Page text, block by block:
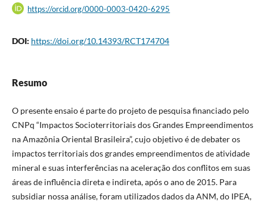
https://orcid.org/0000-0003-0420-6295
DOI: https://doi.org/10.14393/RCT174704
Resumo
O presente ensaio é parte do projeto de pesquisa financiado pelo
CNPq “Impactos Socioterritoriais dos Grandes Empreendimentos
na Amazônia Oriental Brasileira”, cujo objetivo é de debater os
impactos territoriais dos grandes empreendimentos de atividade
mineral e suas interferências na aceleração dos conflitos em suas
áreas de influência direta e indireta, após o ano de 2015. Para
subsidiar nossa análise, foram utilizados dados da ANM, do IPEA,